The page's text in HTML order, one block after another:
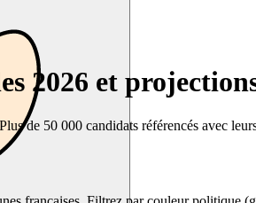
2026 et
de 50 000 candidats référencés avec